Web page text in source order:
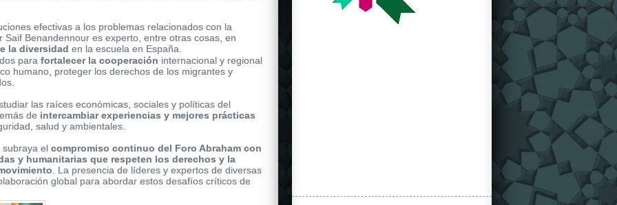
efectivas a los problemas relacionados con la
Benandennour es experto, entre otras cosas, en
la diversidad en la escuela en España.
by a self-winding mechanical movement.
para fortalecer la cooperación internacional y regional
humano, proteger los derechos de los migrantes y
las raíces económicas, sociales y políticas del
de intercambiar experiencias y mejores prácticas
salud y ambientales.
subraya el compromiso continuo del Foro Abraham con
y humanitarias que respeten los derechos y la
. La presencia de líderes y expertos de diversas
global para abordar estos desafíos críticos de